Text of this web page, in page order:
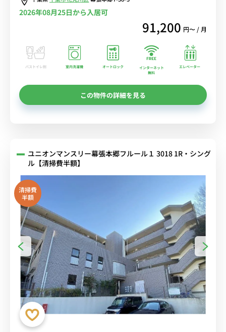
コレ」などのスーパーあり
2026年08月25日から入居可
91,200 円〜 / 月
バストイレ別 室内洗濯機 オートロック
インターネット
無料
エレベーター
この物件の詳細を見る
ユニオンマンスリー幕張本郷フルール１ 3018 1R・シング
ル【清掃費半額】
清掃費
半額